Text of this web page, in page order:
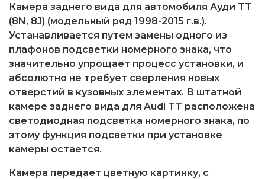
Камера заднего вида для автомобиля Ауди TT
(8N, 8J) (модельный ряд 1998-2015 г.в.).
Устанавливается путем замены одного из
плафонов подсветки номерного знака, что
значительно упрощает процесс установки, и
абсолютно не требует сверления новых
отверстий в кузовных элементах. В штатной
камере заднего вида для Audi TT расположена
светодиодная подсветка номерного знака, по
этому функция подсветки при установке
камеры остается.
Камера передает цветную картинку, с